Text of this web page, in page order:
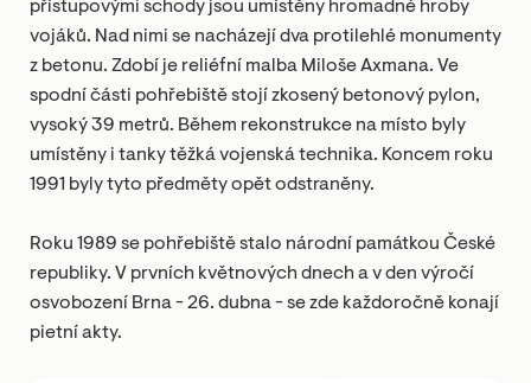
přístupovými schody jsou umístěny hromadné hroby
vojáků. Nad nimi se nacházejí dva protilehlé monumenty
z betonu. Zdobí je reliéfní malba Miloše Axmana. Ve
spodní části pohřebiště stojí zkosený betonový pylon,
vysoký 39 metrů. Během rekonstrukce na místo byly
umístěny i tanky těžká vojenská technika. Koncem roku
1991 byly tyto předměty opět odstraněny.
Roku 1989 se pohřebiště stalo národní památkou České
republiky. V prvních květnových dnech a v den výročí
osvobození Brna - 26. dubna - se zde každoročně konají
pietní akty.